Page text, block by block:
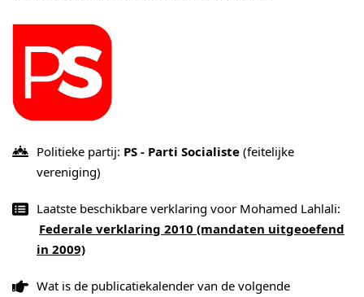
Politieke partij: PS - Parti Socialiste (feitelijke
vereniging)
Laatste beschikbare verklaring voor Mohamed Lahlali:
Federale verklaring 2010 (mandaten uitgeoefend
in 2009)
Wat is de publicatiekalender van de volgende